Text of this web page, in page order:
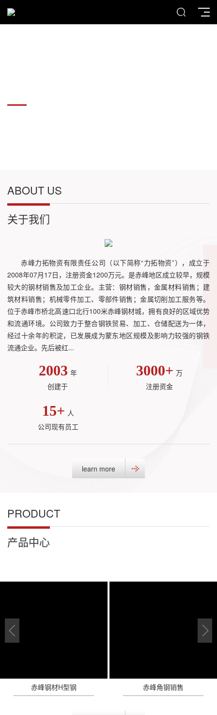
ABOUT US
关于我们
赤峰力拓物资有限责任公司（以下简称“力拓物资”），成立于
2008年07月17日，注册资金1200万元。是赤峰地区成立较早，规模
较大的钢材销售及加工企业。主营：钢材销售，金属材料销售；建
筑材料销售；机械零件加工、零部件销售；金属切削加工服务等。
位于赤峰市桥北高速口北行100米赤峰钢材城，拥有良好的区域优势
和流通环境。公司致力于整合钢铁贸易、加工、仓储配送为一体，
经过十余年的积淀，已发展成为蒙东地区规模及影响力较强的钢铁
流通企业。先后被红...
2003 年
创建于
3000+ 万
注册资金
15+ 人
公司现有员工
learn more
PRODUCT
产品中心
赤峰钢材H型钢 赤峰角钢销售